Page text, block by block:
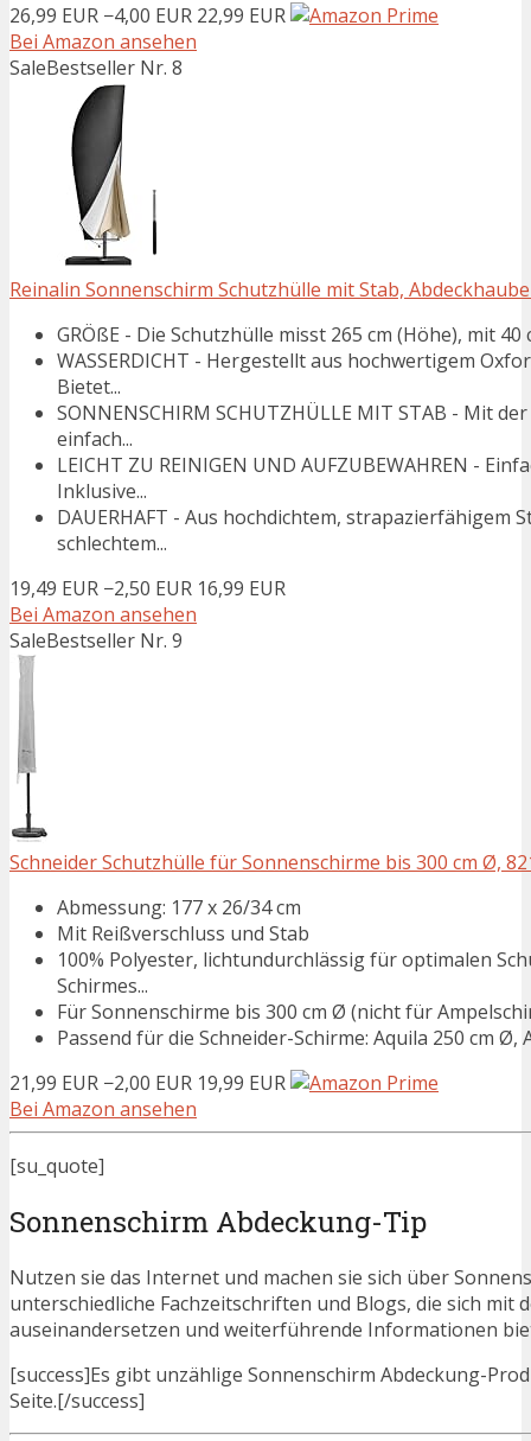
26,99 EUR −4,00 EUR 22,99 EUR
Bei Amazon ansehen
SaleBestseller Nr. 8
Reinalin Sonnenschirm Schutzhülle mit Stab,
GRÖßE - Die Schutzhülle misst 265 cm (Höhe), mit
WASSERDICHT - Hergestellt aus hochwertigem
Bietet...
SONNENSCHIRM SCHUTZHÜLLE MIT STAB - Mit
einfach...
LEICHT ZU REINIGEN UND AUFZUBEWAHREN -
Inklusive...
DAUERHAFT - Aus hochdichtem,
schlechtem...
19,49 EUR −2,50 EUR 16,99 EUR
Bei Amazon ansehen
SaleBestseller Nr. 9
Schneider Schutzhülle für Sonnenschirme bis 300 cm Ø,
Abmessung: 177 x 26/34 cm
Mit Reißverschluss und Stab
100% Polyester, lichtundurchlässig für optimalen
Schirmes...
Für Sonnenschirme bis 300 cm Ø (nicht für
Passend für die Schneider-Schirme: Aquila 250 cm Ø,
21,99 EUR −2,00 EUR 19,99 EUR
Bei Amazon ansehen
[su_quote]
Sonnenschirm Abdeckung-Tip
Nutzen sie das Internet und machen sie sich über
unterschiedliche Fachzeitschriften und Blogs, die sich
auseinandersetzen und weiterführende Informationen
[success]Es gibt unzählige Sonnenschirm Abdeckung-
Seite.[/success]